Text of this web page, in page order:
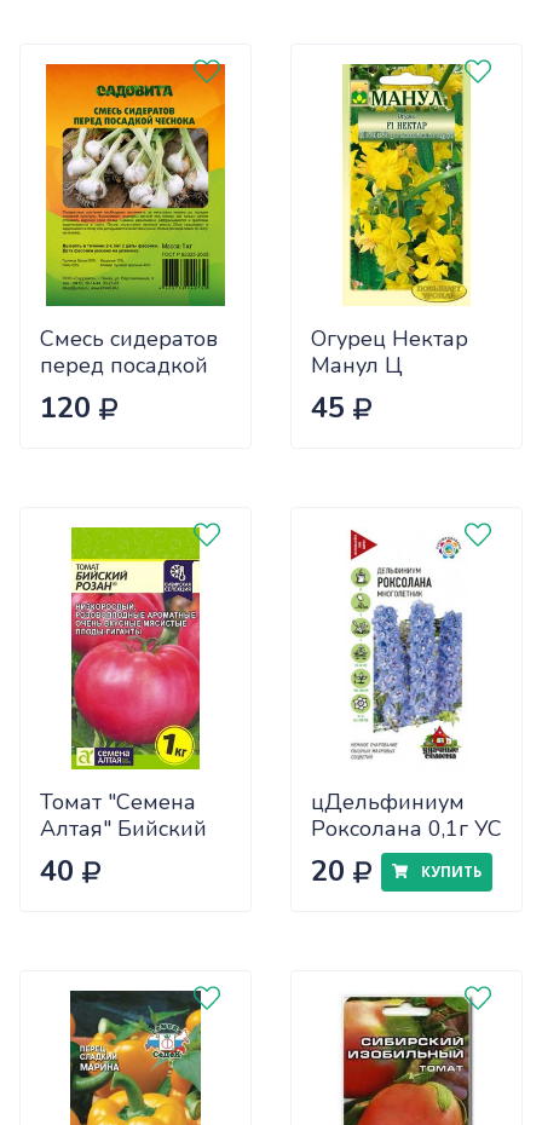
Смесь сидератов
перед посадкой
чеснока 0,5кг
САДОВИТА
120
Огурец Нектар
Манул Ц
45
Томат "Семена
Алтая" Бийский
Розан 0,05
40
цДельфиниум
Роксолана 0,1г УС
20 КУПИТЬ